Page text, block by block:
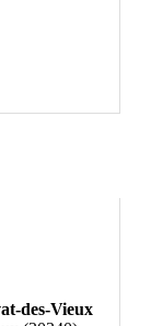
des-Vieux